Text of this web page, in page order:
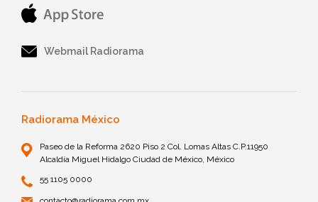
Webmail Radiorama
Radiorama México
Paseo de la Reforma 2620 Piso 2 Col. Lomas Altas C.P.11950
Alcaldía Miguel Hidalgo Ciudad de México, México
55 1105 0000